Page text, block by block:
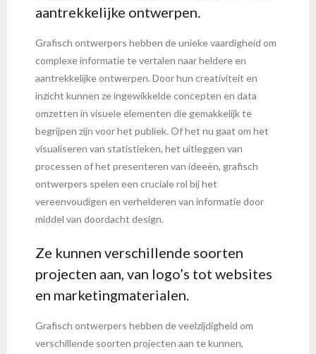
aantrekkelijke ontwerpen.
Grafisch ontwerpers hebben de unieke vaardigheid om
complexe informatie te vertalen naar heldere en
aantrekkelijke ontwerpen. Door hun creativiteit en
inzicht kunnen ze ingewikkelde concepten en data
omzetten in visuele elementen die gemakkelijk te
begrijpen zijn voor het publiek. Of het nu gaat om het
visualiseren van statistieken, het uitleggen van
processen of het presenteren van ideeën, grafisch
ontwerpers spelen een cruciale rol bij het
vereenvoudigen en verhelderen van informatie door
middel van doordacht design.
Ze kunnen verschillende soorten
projecten aan, van logo’s tot websites
en marketingmaterialen.
Grafisch ontwerpers hebben de veelzijdigheid om
verschillende soorten projecten aan te kunnen,